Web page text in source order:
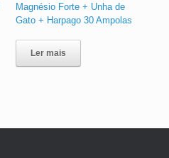
Magnésio Forte + Unha de
Gato + Harpago 30 Ampolas
Ler mais